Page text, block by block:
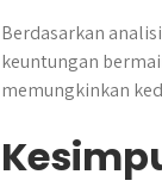
Berdasarkan
keuntungan
memungkinkan